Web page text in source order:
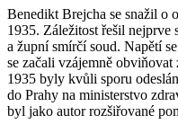
Benedikt Brejcha se snažil o
1935. Záležitost řešil
a župní smírčí soud. Napětí
se začali vzájemně
1935 byly kvůli sporu
do Prahy na ministerstvo
byl jako autor rozšiřované